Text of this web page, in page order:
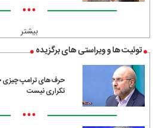
•••
بیشتر
توئیت ها و ویراستی های برگزیده
حرف‌های ترامپ چیزی
تکراری نیست
•••